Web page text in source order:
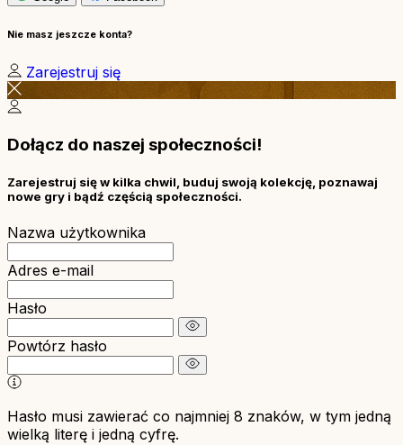
Nie masz jeszcze konta?
Zarejestruj się
Dołącz do naszej społeczności!
Zarejestruj się w kilka chwil, buduj swoją kolekcję, poznawaj
nowe gry i bądź częścią społeczności.
Nazwa użytkownika
Adres e-mail
Hasło
Powtórz hasło
Hasło musi zawierać co najmniej 8 znaków, w tym jedną
wielką literę i jedną cyfrę.